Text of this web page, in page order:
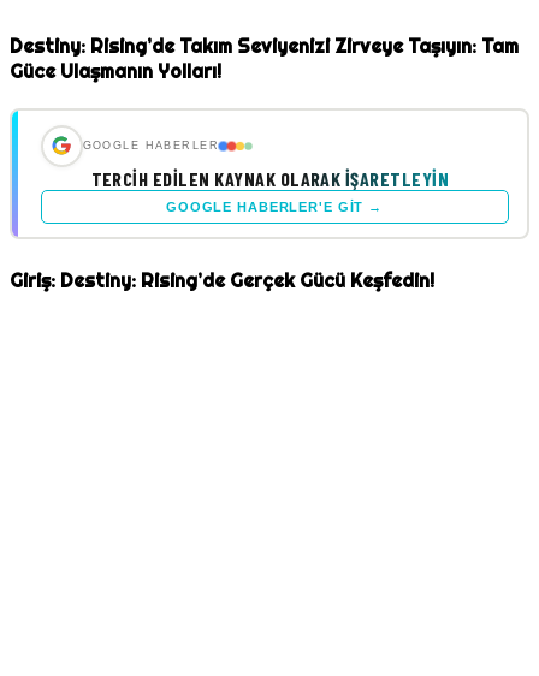
Destiny: Rising’de Takım Seviyenizi Zirveye Taşıyın: Tam
Güce Ulaşmanın Yolları!
GOOGLE HABERLER
TERCIH EDILEN KAYNAK OLARAK İŞARETLEYIN
GOOGLE HABERLER'E GIT →
Giriş: Destiny: Rising’de Gerçek Gücü Keşfedin!